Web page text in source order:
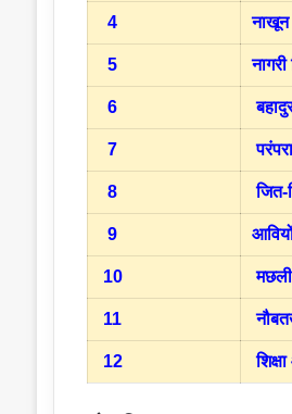
4 नाखून
5 नागरी
6
7
8 जित-
9
10 मछली
11
12